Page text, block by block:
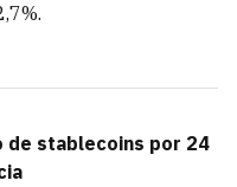
de stablecoins por 24